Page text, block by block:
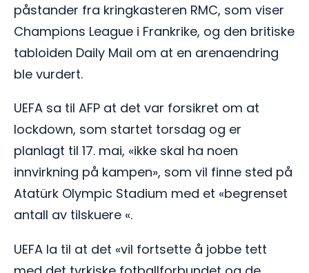
påstander fra kringkasteren RMC, som viser
Champions League i Frankrike, og den britiske
tabloiden Daily Mail om at en arenaendring
ble vurdert.
UEFA sa til AFP at det var forsikret om at
lockdown, som startet torsdag og er
planlagt til 17. mai, «ikke skal ha noen
innvirkning på kampen», som vil finne sted på
Atatürk Olympic Stadium med et «begrenset
antall av tilskuere «.
UEFA la til at det «vil fortsette å jobbe tett